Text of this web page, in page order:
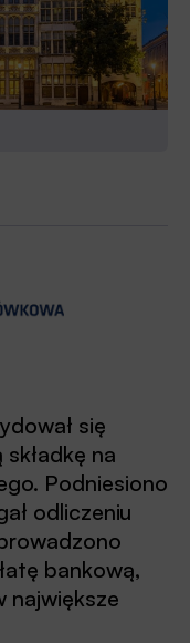
się
na
Podniesiono
odliczeniu
bankową,
największe